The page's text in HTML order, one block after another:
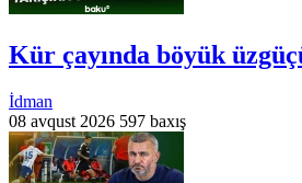
Kür çayında böyük
İdman
08 avqust 2026 597 baxış